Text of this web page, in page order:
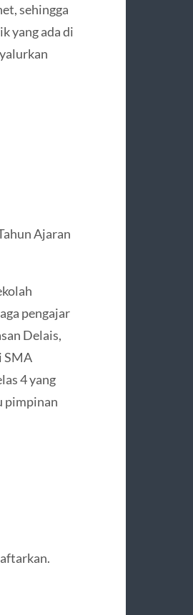
sehingga
yang ada di
pengajar
Delais,
SMA
4 yang
pimpinan